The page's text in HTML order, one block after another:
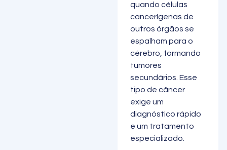
quando células
cancerígenas de
outros órgãos se
espalham para o
cérebro, formando
tumores
secundários. Esse
tipo de câncer
exige um
diagnóstico rápido
e um tratamento
especializado.